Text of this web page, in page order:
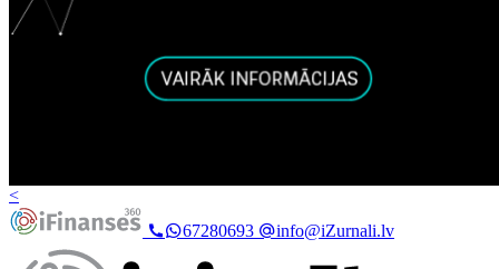
<
67280693
info@iZurnali.lv